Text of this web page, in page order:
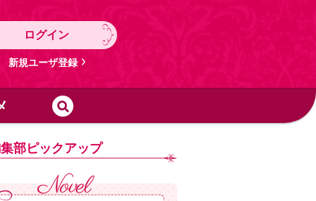
ログイン
新規ユーザ登録
部ピックアップ